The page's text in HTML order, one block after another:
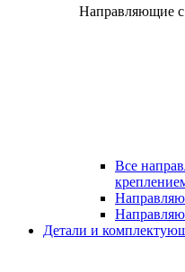
Направляющие
Все
Детали и